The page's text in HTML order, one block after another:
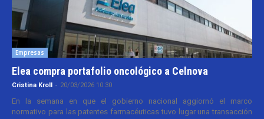
Empresas
Elea compra portafolio oncológico a Celnova
Cristina Kroll - 20/03/2026 10:30
En la semana en que el gobierno nacional aggiornó el marco
normativo para las patentes farmacéuticas tuvo lugar una transacción